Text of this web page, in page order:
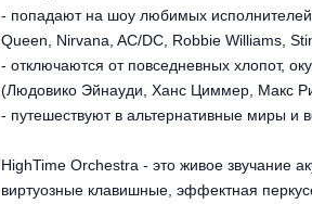
- попадают на шоу любимых
Queen, Nirvana, AC/DC, Robbie Williams,
- отключаются от повседневных хлопот,
(Людовико Эйнауди, Ханс Циммер, Макс
- путешествуют в альтернативные миры и
HighTime Orchestra - это живое звучание
виртуозные клавишные, эффектная